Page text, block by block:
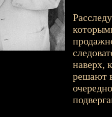
наверх,
решают